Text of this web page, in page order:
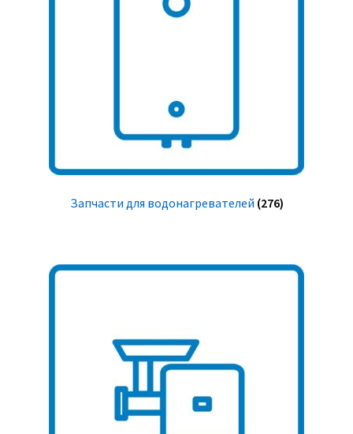
Запчасти для водонагревателей (276)